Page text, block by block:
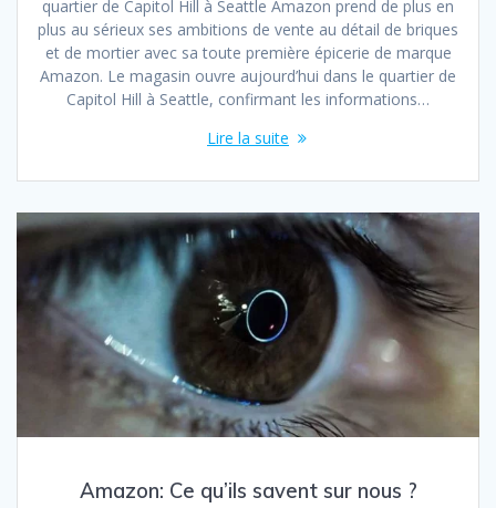
quartier de Capitol Hill à Seattle Amazon prend de plus en
plus au sérieux ses ambitions de vente au détail de briques
et de mortier avec sa toute première épicerie de marque
Amazon. Le magasin ouvre aujourd’hui dans le quartier de
Capitol Hill à Seattle, confirmant les informations…
Lire la suite
Amazon: Ce qu’ils savent sur nous ?